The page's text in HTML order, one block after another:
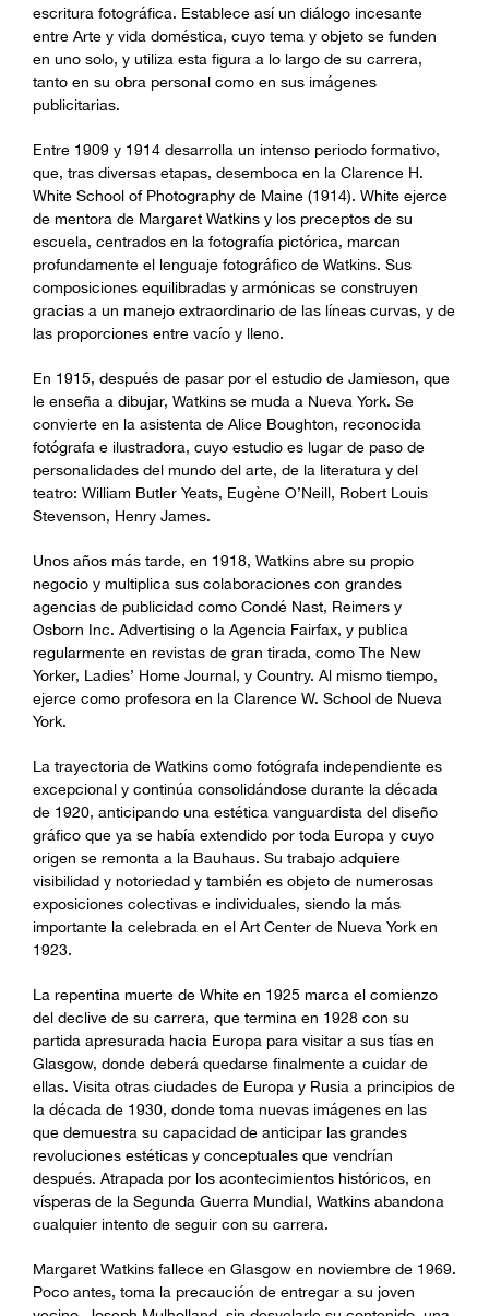
escritura fotográfica. Establece así un diálogo incesante
entre Arte y vida doméstica, cuyo tema y objeto se funden
en uno solo, y utiliza esta figura a lo largo de su carrera,
tanto en su obra personal como en sus imágenes
publicitarias.
Entre 1909 y 1914 desarrolla un intenso periodo formativo,
que, tras diversas etapas, desemboca en la Clarence H.
White School of Photography de Maine (1914). White ejerce
de mentora de Margaret Watkins y los preceptos de su
escuela, centrados en la fotografía pictórica, marcan
profundamente el lenguaje fotográfico de Watkins. Sus
composiciones equilibradas y armónicas se construyen
gracias a un manejo extraordinario de las líneas curvas, y de
las proporciones entre vacío y lleno.
En 1915, después de pasar por el estudio de Jamieson, que
le enseña a dibujar, Watkins se muda a Nueva York. Se
convierte en la asistenta de Alice Boughton, reconocida
fotógrafa e ilustradora, cuyo estudio es lugar de paso de
personalidades del mundo del arte, de la literatura y del
teatro: William Butler Yeats, Eugène O’Neill, Robert Louis
Stevenson, Henry James.
Unos años más tarde, en 1918, Watkins abre su propio
negocio y multiplica sus colaboraciones con grandes
agencias de publicidad como Condé Nast, Reimers y
Osborn Inc. Advertising o la Agencia Fairfax, y publica
regularmente en revistas de gran tirada, como The New
Yorker, Ladies’ Home Journal, y Country. Al mismo tiempo,
ejerce como profesora en la Clarence W. School de Nueva
York.
La trayectoria de Watkins como fotógrafa independiente es
excepcional y continúa consolidándose durante la década
de 1920, anticipando una estética vanguardista del diseño
gráfico que ya se había extendido por toda Europa y cuyo
origen se remonta a la Bauhaus. Su trabajo adquiere
visibilidad y notoriedad y también es objeto de numerosas
exposiciones colectivas e individuales, siendo la más
importante la celebrada en el Art Center de Nueva York en
1923.
La repentina muerte de White en 1925 marca el comienzo
del declive de su carrera, que termina en 1928 con su
partida apresurada hacia Europa para visitar a sus tías en
Glasgow, donde deberá quedarse finalmente a cuidar de
ellas. Visita otras ciudades de Europa y Rusia a principios de
la década de 1930, donde toma nuevas imágenes en las
que demuestra su capacidad de anticipar las grandes
revoluciones estéticas y conceptuales que vendrían
después. Atrapada por los acontecimientos históricos, en
vísperas de la Segunda Guerra Mundial, Watkins abandona
cualquier intento de seguir con su carrera.
Margaret Watkins fallece en Glasgow en noviembre de 1969.
Poco antes, toma la precaución de entregar a su joven